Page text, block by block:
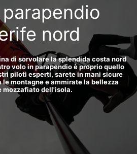
nord
di sorvolare la splendida costa nord
volo in parapendio è proprio quello
piloti esperti, sarete in mani sicure
montagne e ammirate la bellezza
mozzafiato dell'isola.